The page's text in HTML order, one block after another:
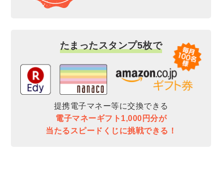
たまったスタンプ5枚で
提携電子マネー等に交換できる
電子マネーギフト1,000円分が
当たるスピードくじに挑戦できる！